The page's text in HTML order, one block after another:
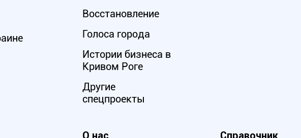
Восстановление
Голоса города
Истории бизнеса в
Кривом Роге
Другие
спецпроекты
О нас
Справочник